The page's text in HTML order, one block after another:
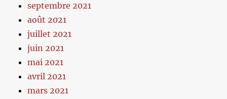
septembre 2021
août 2021
juillet 2021
juin 2021
mai 2021
avril 2021
mars 2021